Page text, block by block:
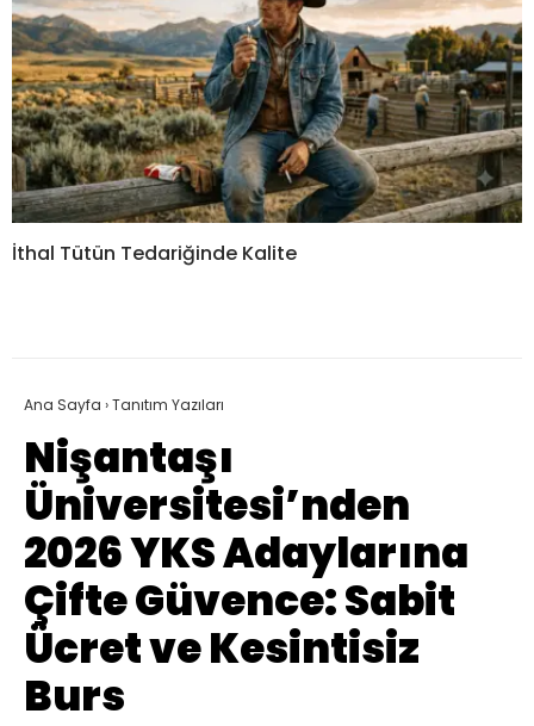
İthal Tütün Tedariğinde Kalite
Ana Sayfa ›Tanıtım Yazıları
Nişantaşı
Üniversitesi’nden
2026 YKS Adaylarına
Çifte Güvence: Sabit
Ücret ve Kesintisiz
Burs